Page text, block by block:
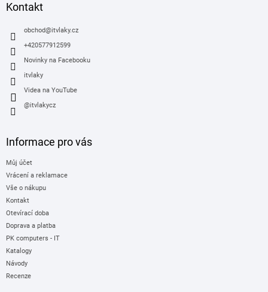
Kontakt
obchod@itvlaky.cz
+420577912599
Novinky na Facebooku
itvlaky
Videa na YouTube
@itvlakycz
Informace pro vás
Můj účet
Vrácení a reklamace
Vše o nákupu
Kontakt
Otevírací doba
Doprava a platba
PK computers - IT
Katalogy
Návody
Recenze